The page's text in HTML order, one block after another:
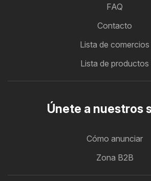
FAQ
Contacto
Lista de comercios
Lista de productos
Únete a nuestros
Cómo anunciar
Zona B2B